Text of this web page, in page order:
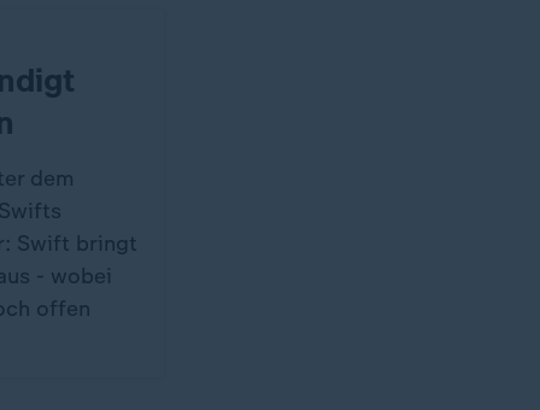
dem
Swift bringt
- wobei
offen